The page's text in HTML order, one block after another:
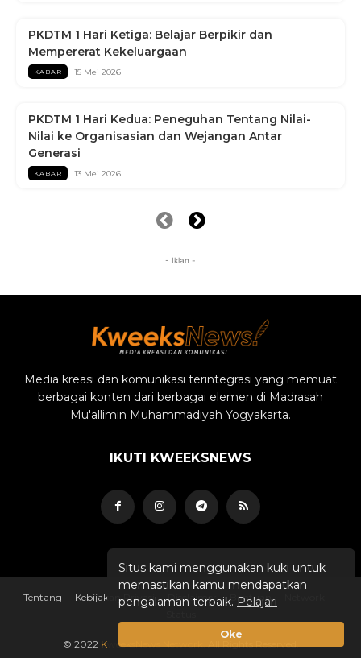
Situs kami menggunakan kuki untuk
memastikan kamu mendapatkan
pengalaman terbaik. Pelajari
Oke
PKDTM 1 Hari Ketiga: Belajar Berpikir dan
Mempererat Kekeluargaan
KABAR 15 Mei 2026
PKDTM 1 Hari Kedua: Peneguhan Tentang Nilai-
Nilai ke Organisasian dan Wejangan Antar
Generasi
KABAR 13 Mei 2026
- Iklan -
Media kreasi dan komunikasi terintegrasi yang memuat
berbagai konten dari berbagai elemen di Madrasah
Mu'allimin Muhammadiyah Yogyakarta.
IKUTI KWEEKSNEWS
© 2022 KweeksNews Network
Tentang Kebijakan Privasi Disclaimer Bantuan